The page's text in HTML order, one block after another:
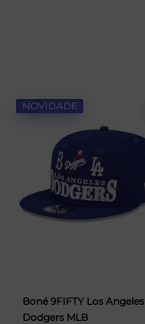
NOVIDADE
Boné 9FIFTY Los Angeles
Dodgers MLB